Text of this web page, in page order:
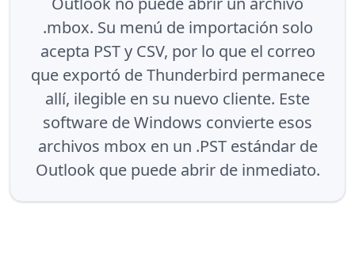
.mbox. Su menú de importación solo
acepta PST y CSV, por lo que el correo
que exportó de Thunderbird permanece
allí, ilegible en su nuevo cliente. Este
software de Windows convierte esos
archivos mbox en un .PST estándar de
Outlook que puede abrir de inmediato.